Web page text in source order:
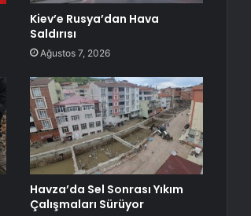
Kiev’e Rusya’dan Hava
Saldırısı
Ağustos 7, 2026
Havza’da Sel Sonrası Yıkım
Çalışmaları Sürüyor